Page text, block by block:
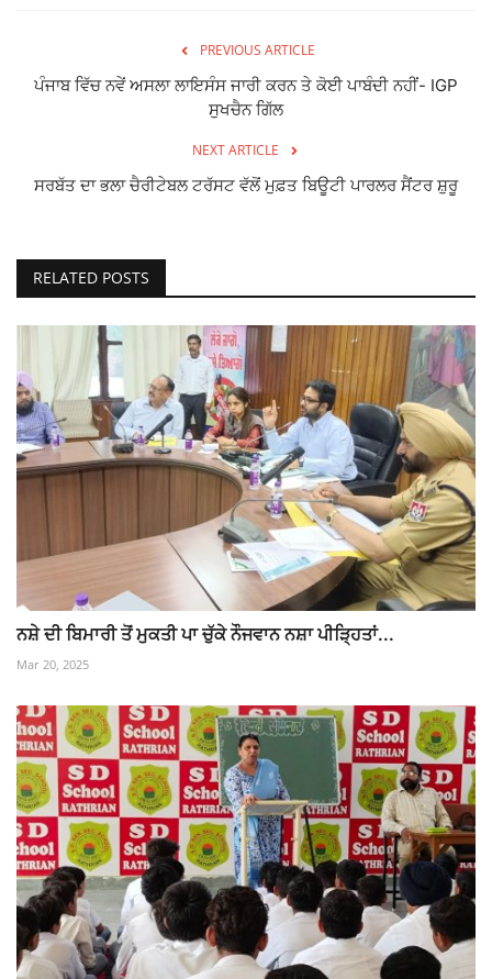
PREVIOUS ARTICLE
ਪੰਜਾਬ ਵਿੱਚ ਨਵੇਂ ਅਸਲਾ ਲਾਇਸੰਸ ਜਾਰੀ ਕਰਨ ਤੇ ਕੋਈ ਪਾਬੰਦੀ ਨਹੀਂ- IGP
ਸੁਖਚੈਨ ਗਿੱਲ
NEXT ARTICLE
ਸਰਬੱਤ ਦਾ ਭਲਾ ਚੈਰੀਟੇਬਲ ਟਰੱਸਟ ਵੱਲੋਂ ਮੁਫ਼ਤ ਬਿਊਟੀ ਪਾਰਲਰ ਸੈਂਟਰ ਸ਼ੁਰੂ
RELATED POSTS
ਨਸ਼ੇ ਦੀ ਬਿਮਾਰੀ ਤੋਂ ਮੁਕਤੀ ਪਾ ਚੁੱਕੇ ਨੌਜਵਾਨ ਨਸ਼ਾ ਪੀੜ੍ਹਿਤਾਂ...
Mar 20, 2025